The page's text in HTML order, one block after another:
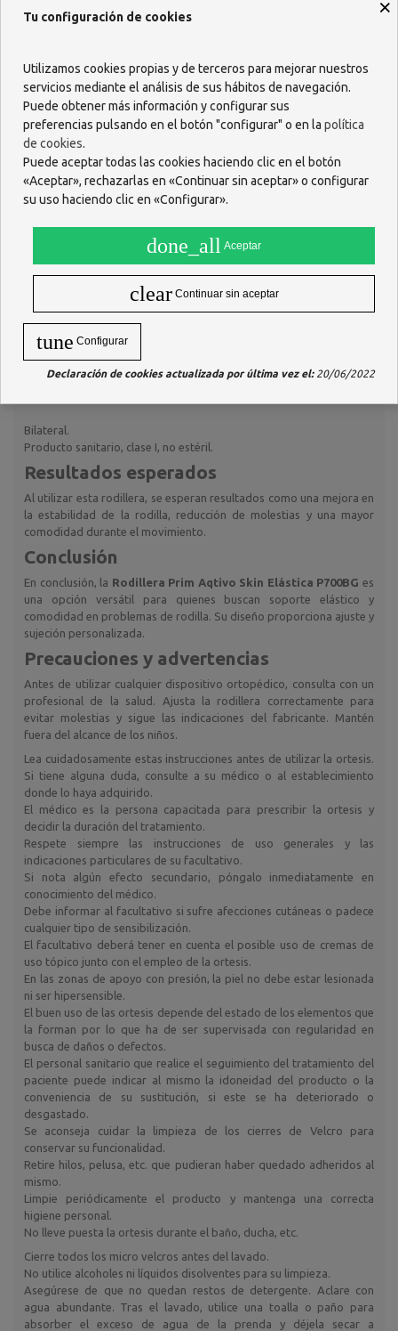
paciente o usuario. Una compresión excesiva puede producir
Para su adaptación colocar el producto en el segmento articular
correspondiente de manera que quede alineado o ajustado a las
secuencias del movimiento muscular. Ajustar el producto de forma
que quede adaptado a la configuración natural y no produzca
molestias o incomodidades en su uso.
¿Qué beneficios tiene su uso?
El uso regular de laRodillera Prim Aqtivo Skin Elástica P700BG
ofrece beneficios como soporte elástico en la zona de la rodilla,
reducción de molestias y una mayor comodidad durante el
Composición
Fabricadas en tejido AirQuickque facilita la transpiración y
protege suavemente los músculos y articulaciones.
Talla S: 32-35 cm
Talla M: 36-39 cm
Talla L: 40-46 cm
Bilateral.
Producto sanitario, clase I, no estéril.
Resultados esperados
Al utilizar esta rodillera, se esperan resultados como una mejora en
la estabilidad de la rodilla, reducción de molestias y una mayor
comodidad durante el movimiento.
Conclusión
En conclusión, la Rodillera Prim Aqtivo Skin Elástica P700BG es
una opción versátil para quienes buscan soporte elástico y
comodidad en problemas de rodilla. Su diseño proporciona ajuste y
sujeción personalizada.
Precauciones y advertencias
Antes de utilizar cualquier dispositivo ortopédico, consulta con un
profesional de la salud. Ajusta la rodillera correctamente para
evitar molestias y sigue las indicaciones del fabricante. Mantén
fuera del alcance de los niños.
Lea cuidadosamente estas instrucciones antes de utilizar la ortesis.
Si tiene alguna duda, consulte a su médico o al establecimiento
donde lo haya adquirido.
El médico es la persona capacitada para prescribir la ortesis y
decidir la duración del tratamiento.
Respete siempre las instrucciones de uso generales y las
indicaciones particulares de su facultativo.
Si nota algún efecto secundario, póngalo inmediatamente en
conocimiento del médico.
Debe informar al facultativo si sufre afecciones cutáneas o padece
cualquier tipo de sensibilización.
El facultativo deberá tener en cuenta el posible uso de cremas de
uso tópico junto con el empleo de la ortesis.
En las zonas de apoyo con presión, la piel no debe estar lesionada
ni ser hipersensible.
El buen uso de las ortesis depende del estado de los elementos que
la forman por lo que ha de ser supervisada con regularidad en
busca de daños o defectos.
El personal sanitario que realice el seguimiento del tratamiento del
paciente puede indicar al mismo la idoneidad del producto o la
conveniencia de su sustitución, si este se ha deteriorado o
desgastado.
Se aconseja cuidar la limpieza de los cierres de Velcro para
conservar su funcionalidad.
Retire hilos, pelusa, etc. que pudieran haber quedado adheridos al
mismo.
Limpie periódicamente el producto y mantenga una correcta
higiene personal.
No lleve puesta la ortesis durante el baño, ducha, etc.
Cierre todos los micro velcros antes del lavado.
No utilice alcoholes ni líquidos disolventes para su limpieza.
Asegúrese de que no quedan restos de detergente. Aclare con
agua abundante. Tras el lavado, utilice una toalla o paño para
absorber el exceso de agua de la prenda y déjela secar a
×
Tu configuración de cookies
Utilizamos cookies propias y de terceros para mejorar nuestros
servicios mediante el análisis de sus hábitos de navegación.
Puede obtener más información y configurar sus
preferencias pulsando en el botón "configurar" o en la política
de cookies.
Puede aceptar todas las cookies haciendo clic en el botón
«Aceptar», rechazarlas en «Continuar sin aceptar» o configurar
su uso haciendo clic en «Configurar».
done_all Aceptar
clear Continuar sin aceptar
tune Configurar
Declaración de cookies actualizada por última vez el:20/06/2022